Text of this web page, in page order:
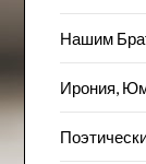
Нашим
Ирония,